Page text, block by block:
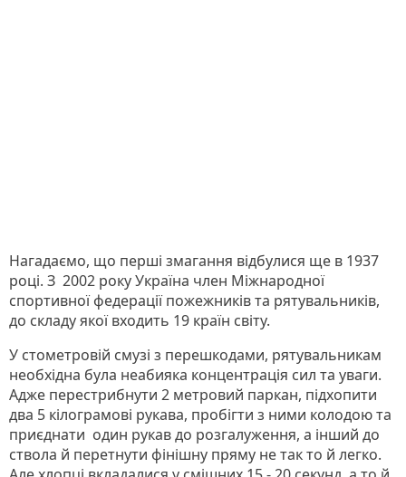
Нагадаємо, що перші змагання відбулися ще в 1937
році. З 2002 року Україна член Міжнародної
спортивної федерації пожежників та рятувальників,
до складу якої входить 19 країн світу.
У стометровій смузі з перешкодами, рятувальникам
необхідна була неабияка концентрація сил та уваги.
Адже перестрибнути 2 метровий паркан, підхопити
два 5 кілограмові рукава, пробігти з ними колодою та
приєднати один рукав до розгалуження, а інший до
ствола й перетнути фінішну пряму не так то й легко.